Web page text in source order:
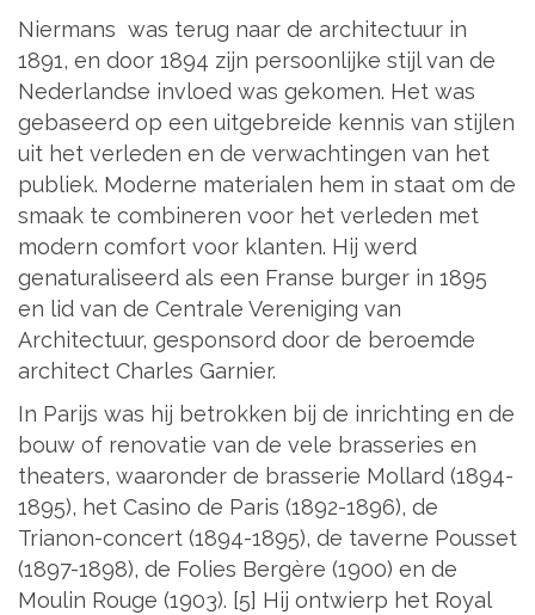
Niermans was terug naar de architectuur in
1891, en door 1894 zijn persoonlijke stijl van de
Nederlandse invloed was gekomen. Het was
gebaseerd op een uitgebreide kennis van stijlen
uit het verleden en de verwachtingen van het
publiek. Moderne materialen hem in staat om de
smaak te combineren voor het verleden met
modern comfort voor klanten. Hij werd
genaturaliseerd als een Franse burger in 1895
en lid van de Centrale Vereniging van
Architectuur, gesponsord door de beroemde
architect Charles Garnier.
In Parijs was hij betrokken bij de inrichting en de
bouw of renovatie van de vele brasseries en
theaters, waaronder de brasserie Mollard (1894-
1895), het Casino de Paris (1892-1896), de
Trianon-concert (1894-1895), de taverne Pousset
(1897-1898), de Folies Bergère (1900) en de
Moulin Rouge (1903). [5] Hij ontwierp het Royal